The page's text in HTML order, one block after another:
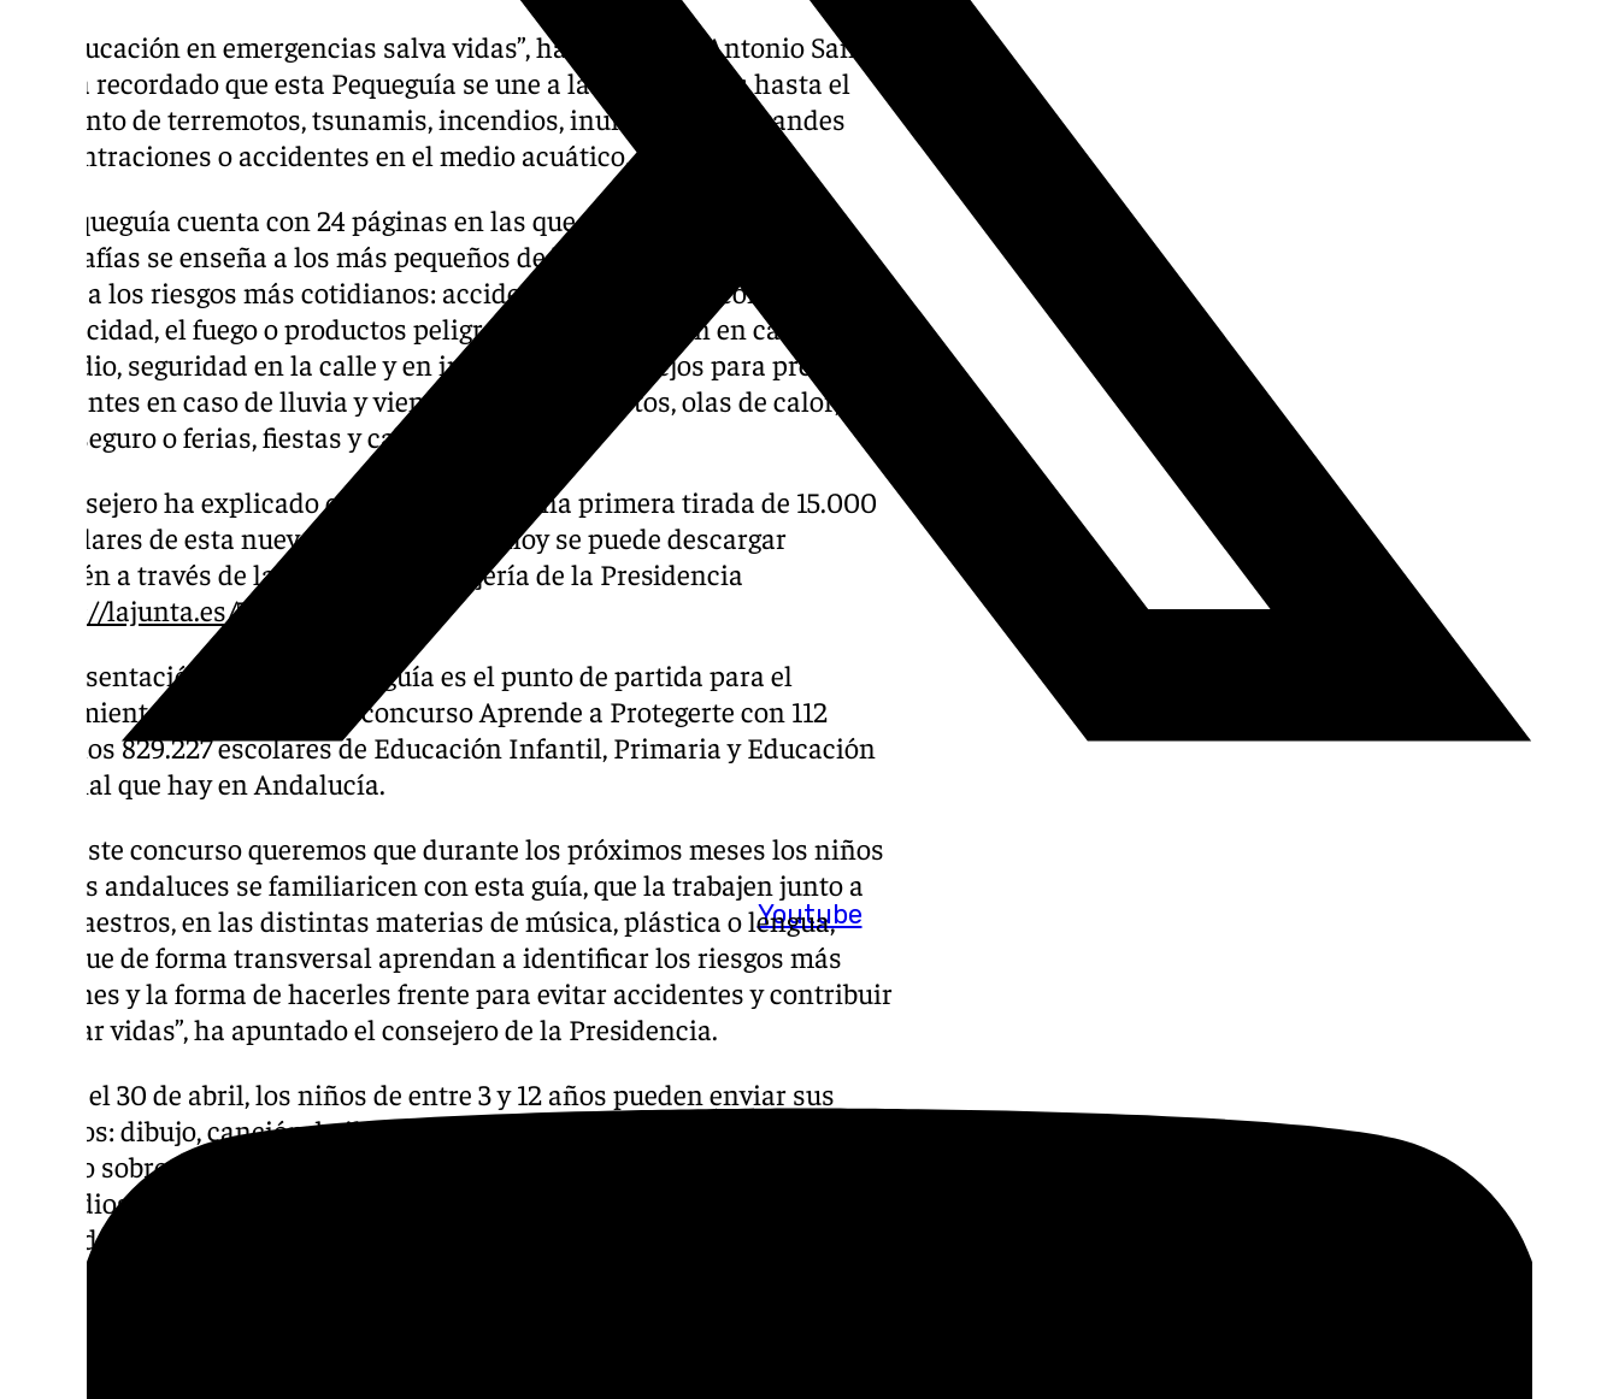
Youtube
“La educación en emergencias salva vidas”, ha subrayado Antonio Sanz,
que ha recordado que esta Pequeguía se une a las ya editadas hasta el
momento de terremotos, tsunamis, incendios, inundaciones, grandes
concentraciones o accidentes en el medio acuático.
La Pequeguía cuenta con 24 páginas en las que a través de dibujos e
infografías se enseña a los más pequeños de la casa cómo protegerse
frente a los riesgos más cotidianos: accidentes en el hogar con la
electricidad, el fuego o productos peligrosos, pero también en caso de
incendio, seguridad en la calle y en internet, con consejos para prevenir
accidentes en caso de lluvia y viento fuerte, terremotos, olas de calor,
baño seguro o ferias, fiestas y cabalgatas.
El consejero ha explicado que se ha hecho una primera tirada de 15.000
ejemplares de esta nueva guía que desde hoy se puede descargar
también a través de la web de la Consejería de la Presidencia
https://lajunta.es/56opt
La presentación de esta nueva guía es el punto de partida para el
lanzamiento, hoy mismo, del concurso Aprende a Protegerte con 112
entre los 829.227 escolares de Educación Infantil, Primaria y Educación
Especial que hay en Andalucía.
“Con este concurso queremos que durante los próximos meses los niños
y niñas andaluces se familiaricen con esta guía, que la trabajen junto a
sus maestros, en las distintas materias de música, plástica o lengua,
para que de forma transversal aprendan a identificar los riesgos más
comunes y la forma de hacerles frente para evitar accidentes y contribuir
a salvar vidas”, ha apuntado el consejero de la Presidencia.
Hasta el 30 de abril, los niños de entre 3 y 12 años pueden enviar sus
trabajos: dibujo, canción, baile, mural colectivo, creación artística o
trabajo sobre el 112, los servicios de emergencia y los riesgos (terremotos,
incendios, inundaciones…). Para ello, se han establecido tres categorías:
segundo ciclo de infantil, de primero a tercero de primaria y de cuarto a
sexto de primaria.